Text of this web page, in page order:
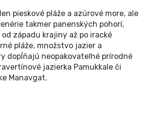
pieskové pláže a azúrové more, ale
takmer panenských pohorí,
západu krajiny až po iracké
pláže, množstvo jazier a
dopĺňajú neopakovateľné prírodné
jazierka Pamukkale či
Manavgat.